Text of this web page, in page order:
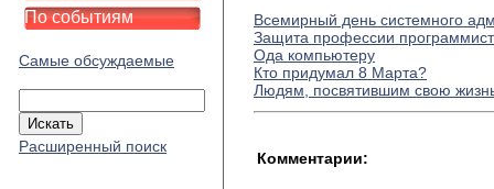
По событиям
Самые обсуждаемые
Расширенный поиск
Всемирный день системного
Защита профессии
Ода компьютеру
Кто придумал 8 Марта?
Людям, посвятившим свою
Комментарии: